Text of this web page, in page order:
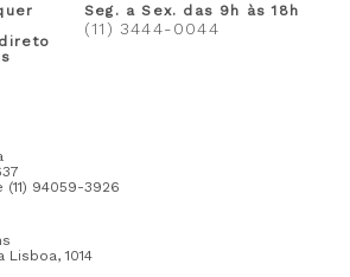
Seg. a Sex. das 9h às 18h
(11) 3444-0044
(11) 94059-3926
Lisboa, 1014